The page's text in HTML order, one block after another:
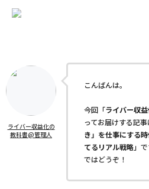
ライバー収益化の
教科書@管理人
こんばんは。
今回「ライバー収
ってお届けする記
き」を仕事にする
てるリアル戦略」で
ではどうぞ！